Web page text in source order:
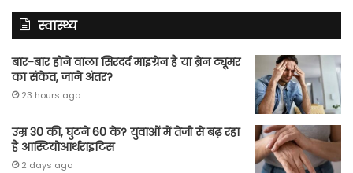
स्वास्थ्य
बार-बार होने वाला सिरदर्द माइग्रेन है या ब्रेन ट्यूमर
का संकेत, जाने अंतर?
23 hours ago
उम्र 30 की, घुटने 60 के? युवाओं में तेजी से बढ़ रहा
है आस्टियोआर्थराइटिस
2 days ago